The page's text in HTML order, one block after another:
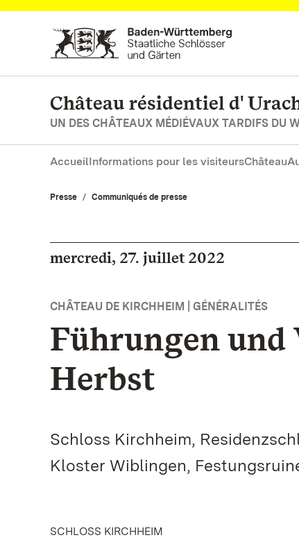
Vers la page d’accueil
Château résidentiel d'
UN DES CHÂTEAUX MÉDIÉVAUX TARDIFS DU
AccueilInformations pour les visiteursChâteau
Presse Communiqués de presse
mercredi, 27. juillet 2022
CHÂTEAU DE KIRCHHEIM | GÉNÉRALITÉS
Führungen
Herbst
Schloss Kirchheim,
Kloster Wiblingen,
SCHLOSS KIRCHHEIM